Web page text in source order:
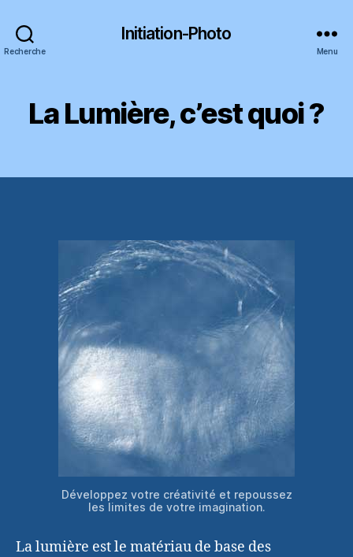
Recherche
Initiation-Photo
Menu
La Lumière, c’est quoi ?
Développez votre créativité et repoussez
les limites de votre imagination.
La lumière est le matériau de base des
Vous êtes libre de recevoirGRATUITEMENT
le
"
Je hais les spams : votre adresse email ne sera jamais cédée ni revendue. En vous inscrivant vous recevrez des
articles, vidéos, offres commerciales, podcast et autres conseils pour vous aider à créer et à développer des
photographies créatives. Vous pouvez vous désabonner à tout instant. (consulter notre politique de confidentialité